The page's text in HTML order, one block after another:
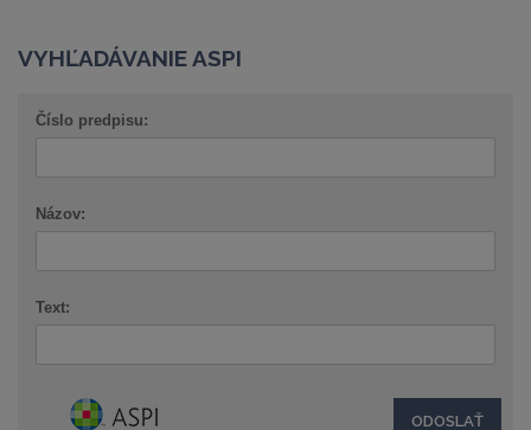
VYHĽADÁVANIE ASPI
Číslo predpisu:
Názov:
Text: